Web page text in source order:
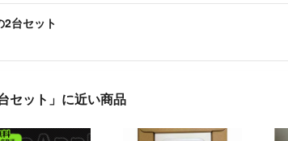
台セット
セット」に近い商品